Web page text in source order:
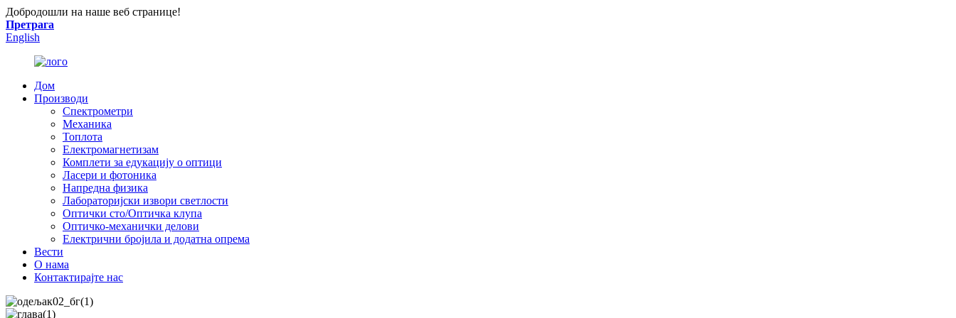
Добродошли на наше веб странице!
Претрага
English
Дом
Производи
Спектрометри
Механика
Топлота
Електромагнетизам
Комплети за едукацију о оптици
Ласери и фотоника
Напредна физика
Лабораторијски извори светлости
Оптички сто/Оптичка клупа
Оптичко-механички делови
Електрични бројила и додатна опрема
Вести
О нама
Контактирајте нас